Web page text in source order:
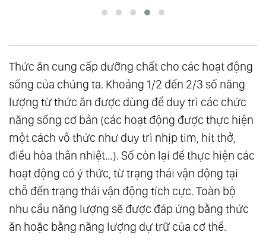
Thức ăn cung cấp dưỡng chất cho các hoạt động
sống của chúng ta. Khoảng 1/2 đến 2/3 số năng
lượng từ thức ăn được dùng để duy trì các chức
năng sống cơ bản (các hoạt động được thực hiện
một cách vô thức như duy trì nhịp tim, hít thở,
điều hòa thân nhiệt…). Số còn lại để thực hiện các
hoạt động có ý thức, từ trạng thái vận động tại
chỗ đến trạng thái vận động tích cực. Toàn bộ
nhu cầu năng lượng sẽ được đáp ứng bằng thức
ăn hoặc bằng năng lượng dự trữ của cơ thể.